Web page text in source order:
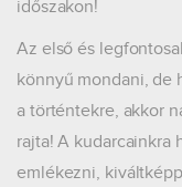
időszakon!
Az első és
könnyű mondani, de
a történtekre, akkor
rajta! A kudarcainkra
emlékezni,